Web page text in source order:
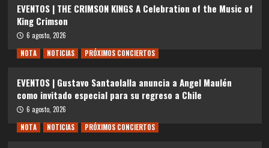
EVENTOS | THE CRIMSON KINGS A Celebration of the Music of
King Crimson
6 agosto, 2026
NOTA
NOTICIAS PRÓXIMOS CONCIERTOS
EVENTOS | Gustavo Santaolalla anuncia a Angel Maulén
como invitado especial para su regreso a Chile
6 agosto, 2026
NOTA
NOTICIAS PRÓXIMOS CONCIERTOS